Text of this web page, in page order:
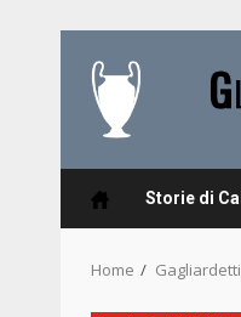
content
Storie di
Home